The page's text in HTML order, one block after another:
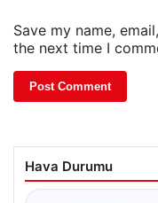
Save my name,
the next time I
Hava Durumu